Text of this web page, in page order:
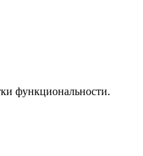
функциональности.